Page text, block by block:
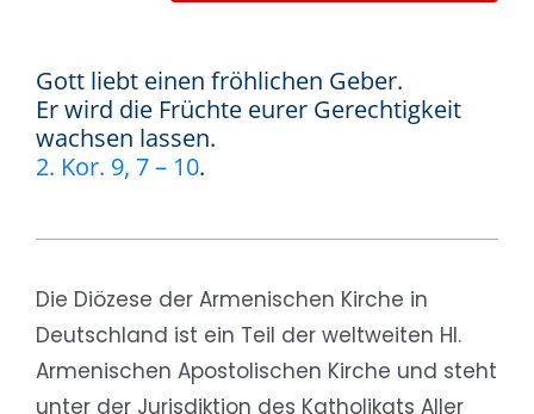
Gott liebt einen fröhlichen Geber.
Er wird die Früchte eurer Gerechtigkeit
wachsen lassen.
2. Kor. 9, 7 – 10.
Die Diözese der Armenischen Kirche in
Deutschland ist ein Teil der weltweiten Hl.
Armenischen Apostolischen Kirche und steht
unter der Jurisdiktion des Katholikats Aller